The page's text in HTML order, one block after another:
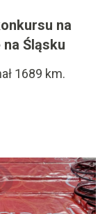
na
Śląsku
1689 km.